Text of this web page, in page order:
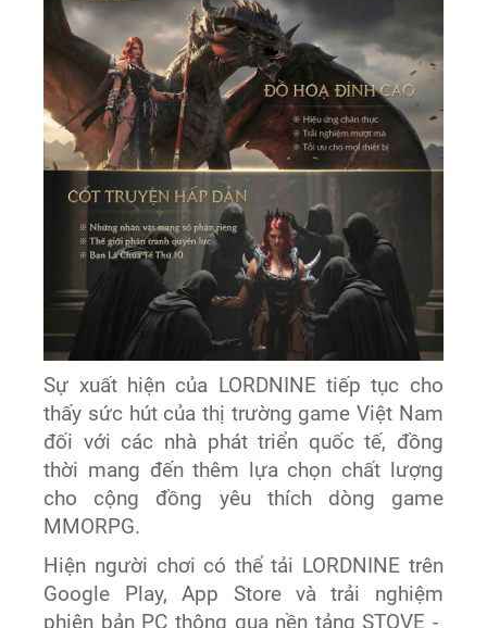
Sự xuất hiện của LORDNINE tiếp tục cho
thấy sức hút của thị trường game Việt Nam
đối với các nhà phát triển quốc tế, đồng
thời mang đến thêm lựa chọn chất lượng
cho cộng đồng yêu thích dòng game
MMORPG.
Hiện người chơi có thể tải LORDNINE trên
Google Play, App Store và trải nghiệm
phiên bản PC thông qua nền tảng STOVE -